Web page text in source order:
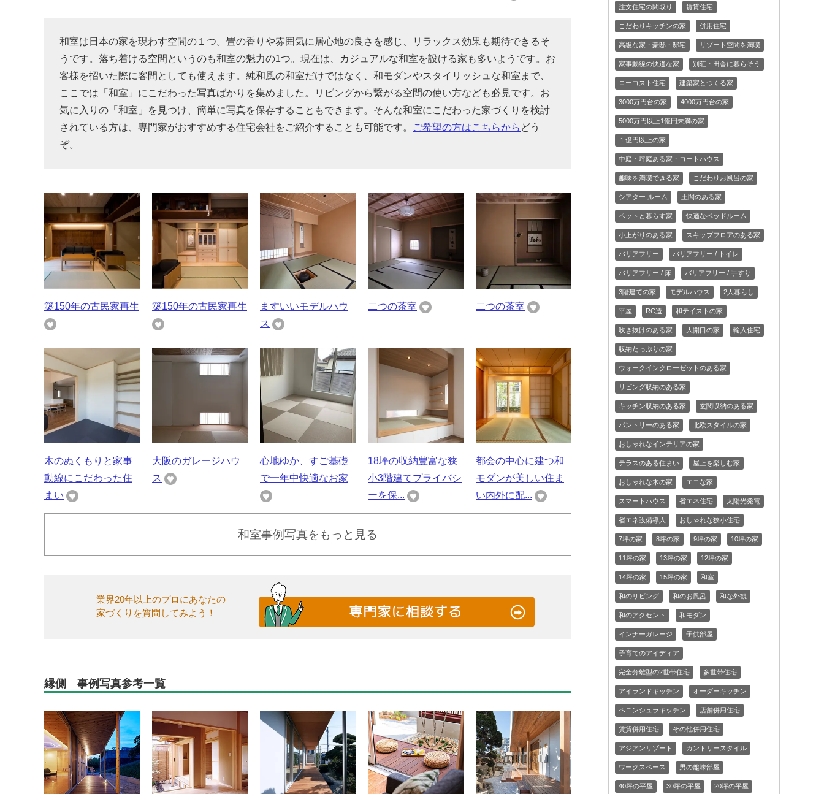
和室は日本の家を現わす空間の１つ。畳の香りや雰囲気に居心地の良さを感じ、リラックス効果も期待できるそ
うです。落ち着ける空間というのも和室の魅力の1つ。現在は、カジュアルな和室を設ける家も多いようです。お
客様を招いた際に客間としても使えます。純和風の和室だけではなく、和モダンやスタイリッシュな和室まで、
ここでは「和室」にこだわった写真ばかりを集めました。リビングから繋がる空間の使い方なども必見です。お
気に入りの「和室」を見つけ、簡単に写真を保存することもできます。そんな和室にこだわった家づくりを検討
されている方は、専門家がおすすめする住宅会社をご紹介することも可能です。
ご希望の方はこちらから どう
ぞ。
築150年の古民家再生 築150年の古民家再生
ますいいモデルハウ
ス
二つの茶室 二つの茶室
木のぬくもりと家事
動線にこだわった住
まい
大阪のガレージハウ
ス
心地ゆか、すご基礎
で一年中快適なお家
18坪の収納豊富な狭
小3階建てプライバシ
ーを保...
都会の中心に建つ和
モダンが美しい住ま
い内外に配...
和室事例写真をもっと見る
業界20年以上のプロにあなたの
家づくりを質問してみよう！
縁側 事例写真参考一覧
注文住宅の間取り 賃貸住宅
こだわりキッチンの家 併用住宅
高級な家・豪邸・邸宅 リゾート空間を満喫
家事動線の快適な家 別荘・田舎に暮らそう
ローコスト住宅 建築家とつくる家
3000万円台の家 4000万円台の家
5000万円以上1億円未満の家
１億円以上の家
中庭・坪庭ある家・コートハウス
趣味を満喫できる家 こだわりお風呂の家
シアター ルーム 土間のある家
ペットと暮らす家 快適なベッドルーム
小上がりのある家 スキップフロアのある家
バリアフリー バリアフリー / トイレ
バリアフリー / 床 バリアフリー / 手すり
3階建ての家 モデルハウス 2人暮らし
平屋 RC造 和テイストの家
吹き抜けのある家 大開口の家 輸入住宅
収納たっぷりの家
ウォークインクローゼットのある家
リビング収納のある家
キッチン収納のある家 玄関収納のある家
パントリーのある家 北欧スタイルの家
おしゃれなインテリアの家
テラスのある住まい 屋上を楽しむ家
おしゃれな木の家 エコな家
スマートハウス 省エネ住宅 太陽光発電
省エネ設備導入 おしゃれな狭小住宅
7坪の家 8坪の家 9坪の家 10坪の家
11坪の家 13坪の家 12坪の家
14坪の家 15坪の家 和室
和のリビング 和のお風呂 和な外観
和のアクセント 和モダン
インナーガレージ 子供部屋
子育てのアイディア
完全分離型の2世帯住宅 多世帯住宅
アイランドキッチン オーダーキッチン
ペニンシュラキッチン 店舗併用住宅
賃貸併用住宅 その他併用住宅
アジアンリゾート カントリースタイル
ワークスペース 男の趣味部屋
40坪の平屋 30坪の平屋 20坪の平屋